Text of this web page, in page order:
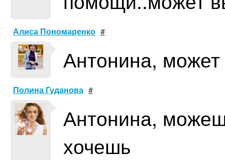
Алиса Пономаренко #
Антонина,
Полина Гуданова #
Антонина,
хочешь